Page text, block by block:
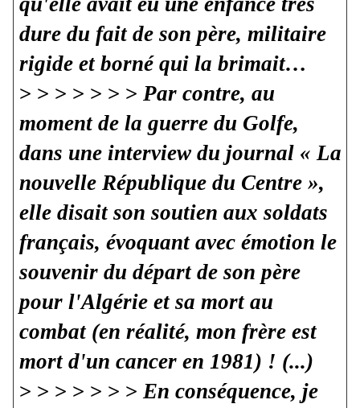
dure du fait de son père, militaire
rigide et borné qui la brimait…
> > > > > > > Par contre, au
moment de la guerre du Golfe,
dans une interview du journal « La
nouvelle République du Centre »,
elle disait son soutien aux soldats
français, évoquant avec émotion le
souvenir du départ de son père
pour l'Algérie et sa mort au
combat (en réalité, mon frère est
mort d'un cancer en 1981) ! (...)
> > > > > > > En conséquence, je